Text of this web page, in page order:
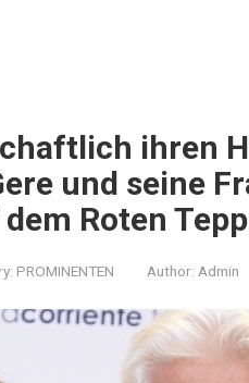
ihren
und seine
Roten
PROMINENTEN Author: Admin